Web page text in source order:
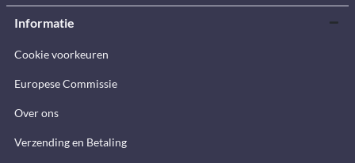
Informatie
Cookie voorkeuren
Europese Commissie
Over ons
Verzending en Betaling